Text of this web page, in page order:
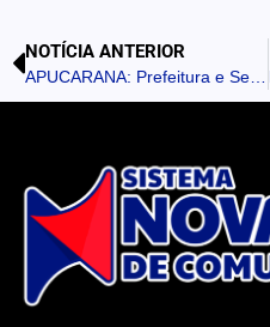
NOTÍCIA ANTERIOR
APUCARANA: Prefeitura e Sebrae iniciam projeto para conquistar Indicação Geográfica do Boné